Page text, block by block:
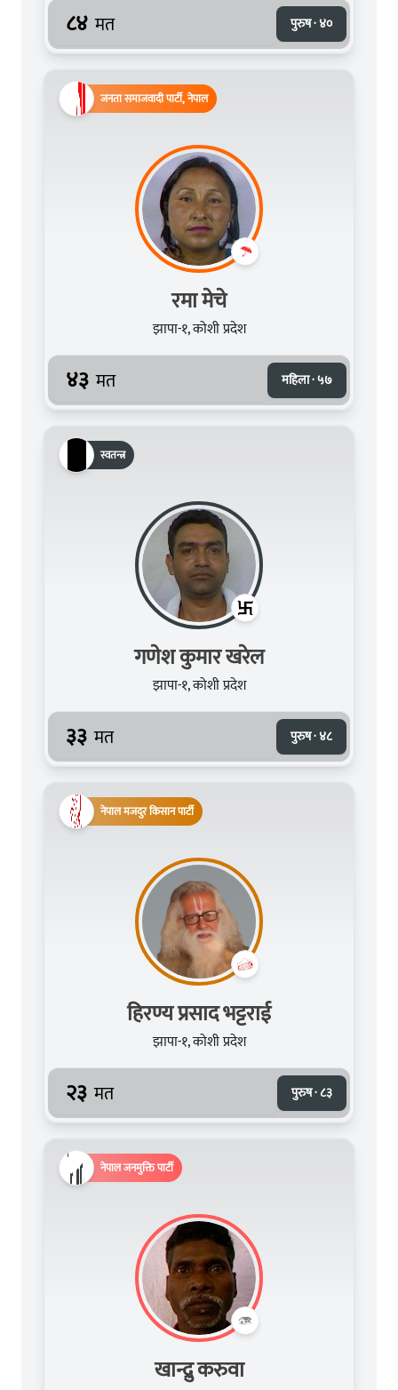
८४ मत पुरुष · ४०
जनता समाजवादी पार्टी, नेपाल
रमा मेचे
झापा-१, कोशी प्रदेश
४३ मत महिला · ५७
स्वतन्त्र
गणेश कुमार खरेल
झापा-१, कोशी प्रदेश
३३ मत पुरुष · ४८
नेपाल मजदुर किसान पार्टी
हिरण्य प्रसाद भट्टराई
झापा-१, कोशी प्रदेश
२३ मत पुरुष · ८३
नेपाल जनमुक्ति पार्टी
खान्द्रु करुवा